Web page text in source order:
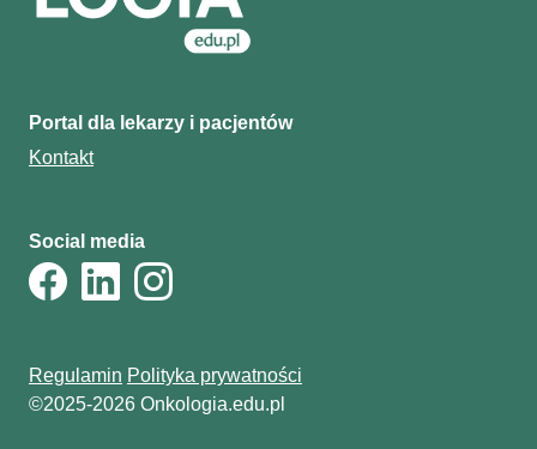
Portal dla lekarzy i pacjentów
Kontakt
Social media
Regulamin Polityka prywatności
©2025-2026 Onkologia.edu.pl